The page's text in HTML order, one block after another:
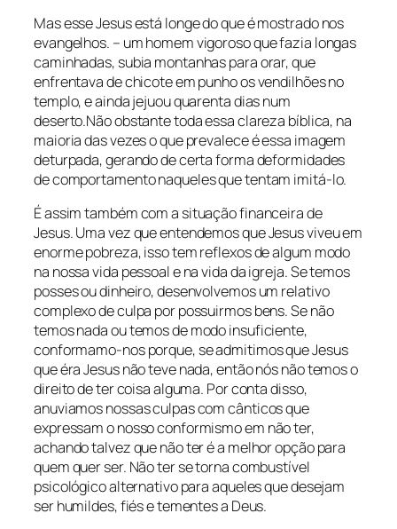
Mas esse Jesus está longe do que é mostrado nos
evangelhos. – um homem vigoroso que fazia longas
caminhadas, subia montanhas para orar, que
enfrentava de chicote em punho os vendilhões no
templo, e ainda jejuou quarenta dias num
deserto.Não obstante toda essa clareza bíblica, na
maioria das vezes o que prevalece é essa imagem
deturpada, gerando de certa forma deformidades
de comportamento naqueles que tentam imitá-lo.
É assim também com a situação financeira de
Jesus. Uma vez que entendemos que Jesus viveu em
enorme pobreza, isso tem reflexos de algum modo
na nossa vida pessoal e na vida da igreja. Se temos
posses ou dinheiro, desenvolvemos um relativo
complexo de culpa por possuirmos bens. Se não
temos nada ou temos de modo insuficiente,
conformamo-nos porque, se admitimos que Jesus
que éra Jesus não teve nada, então nós não temos o
direito de ter coisa alguma. Por conta disso,
anuviamos nossas culpas com cânticos que
expressam o nosso conformismo em não ter,
achando talvez que não ter é a melhor opção para
quem quer ser. Não ter se torna combustível
psicológico alternativo para aqueles que desejam
ser humildes, fiés e tementes a Deus.